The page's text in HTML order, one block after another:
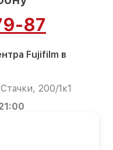
87
Fujifilm в
200/1к1